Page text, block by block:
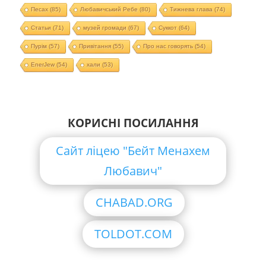
Песах(85) Любавичський Ребе (80) Тижнева глава (74)
Статьи (71) музей громади (67) Суккот (64)
Пурім (57) Привітання(55) Про нас говорять (54)
EnerJew(54) хали (53)
КОРИСНІ ПОСИЛАННЯ
Сайт ліцею "Бейт Менахем
Любавич"
CHABAD.ORG
TOLDOT.COM